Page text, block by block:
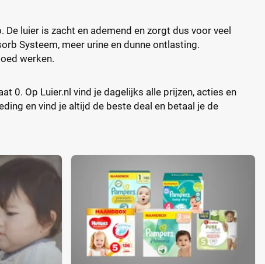
luier is zacht en ademend en zorgt dus voor veel
Systeem, meer urine en dunne ontlasting.
werken.
0. Op Luier.nl vind je dagelijks alle prijzen, acties en
en vind je altijd de beste deal en betaal je de